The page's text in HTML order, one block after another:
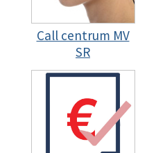
Call centrum MV
SR